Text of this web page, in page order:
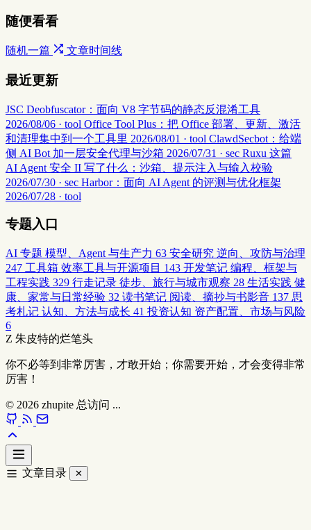
随便看看
随机一篇 文章时间线
最近更新
JSC Deobfuscator：面向 V8 字节码的静态反混淆工具
2026/08/06 · tool Office Tool Plus：把 Office 部署、更新、激活
和清理集中到一个工具里 2026/08/01 · tool ClawdSecbot：给端
侧 AI Bot 加一层安全代理与沙箱 2026/07/31 · sec Ruxu 这篇
AI Agent 安全 II 写了什么：沙箱、提示注入与输入校验
2026/07/30 · sec Harbor：面向 AI Agent 的评测与优化框架
2026/07/28 · tool
专题入口
AI 专题 模型、Agent 与生产力 63 安全研究 逆向、攻防与治理
247 工具箱 效率工具与开源项目 143 开发笔记 编程、框架与
工程实践 329 行走记录 徒步、旅行与城市观察 28 生活实践 健
康、家常与日常经验 32 读书笔记 阅读、摘抄与书影音 137 思
考札记 认知、方法与成长 41 投资认知 资产配置、市场与风险
6
Z 朱皮特的烂笔头
你不必等到非常厉害，才敢开始；你需要开始，才会变得非常
厉害！
© 2026 zhupite 总访问 ...
文章目录 ✕